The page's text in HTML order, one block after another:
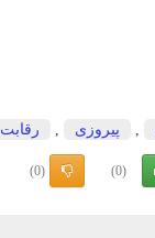
پیروزی رقابت
(0)
(0)